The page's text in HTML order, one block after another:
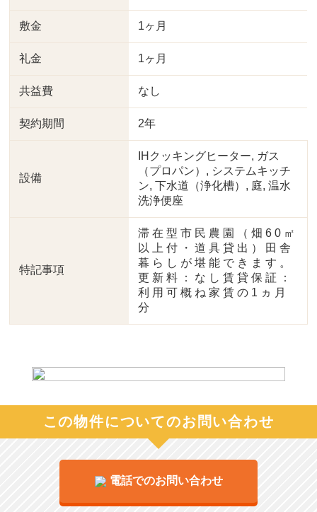
敷金 1ヶ月
礼金 1ヶ月
共益費 なし
契約期間 2年
設備
IHクッキングヒーター, ガス
（プロパン）, システムキッチ
ン, 下水道（浄化槽）, 庭, 温水
洗浄便座
特記事項
滞 在 型 市 民 農 園 （ 畑 6 0 ㎡
以 上 付 ・ 道 具 貸 出 ） 田 舎
暮 ら し が 堪 能 で き ま す 。
更 新 料 ： な し 賃 貸 保 証 ：
利 用 可 概 ね 家 賃 の 1 ヵ 月
分
この物件についてのお問い合わせ
電話でのお問い合わせ